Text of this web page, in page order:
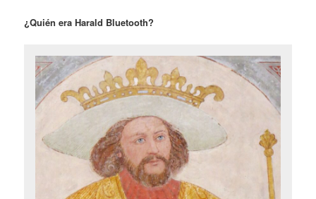
¿Quién era Harald Bluetooth?